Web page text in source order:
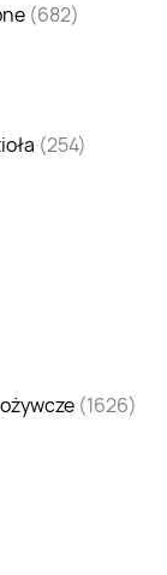
(682)
(254)
(1626)